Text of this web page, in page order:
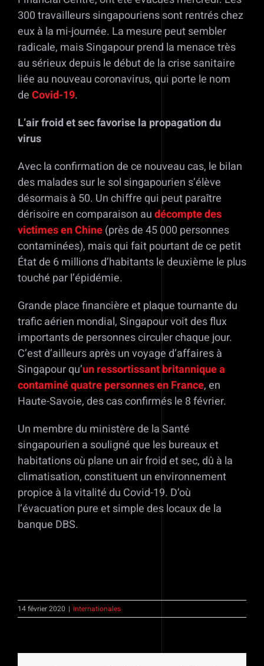
300 travailleurs singapouriens sont rentrés chez
eux à la mi-journée. La mesure peut sembler
radicale, mais Singapour prend la menace très
au sérieux depuis le début de la crise sanitaire
liée au nouveau coronavirus, qui porte le nom
deCovid-19.
L’air froid et sec favorise la propagation du
virus
Avec la confirmation de ce nouveau cas, le bilan
des malades sur le sol singapourien s’élève
désormais à 50. Un chiffre qui peut paraître
dérisoire en comparaison audécompte des
victimes en Chine(près de 45 000 personnes
contaminées), mais qui fait pourtant de ce petit
État de 6 millions d’habitants le deuxième le plus
touché par l’épidémie.
Grande place financière et plaque tournante du
trafic aérien mondial, Singapour voit des flux
importants de personnes circuler chaque jour.
C’est d’ailleurs après un voyage d’affaires à
Singapour qu’un ressortissant britannique a
contaminé quatre personnes en France, en
Haute-Savoie, des cas confirmés le 8 février.
Un membre du ministère de la Santé
singapourien a souligné que les bureaux et
habitations où plane un air froid et sec, dû à la
climatisation, constituent un environnement
propice à la vitalité du Covid-19. D’où
l’évacuation pure et simple des locaux de la
banque DBS.
14 février 2020 | Internationales